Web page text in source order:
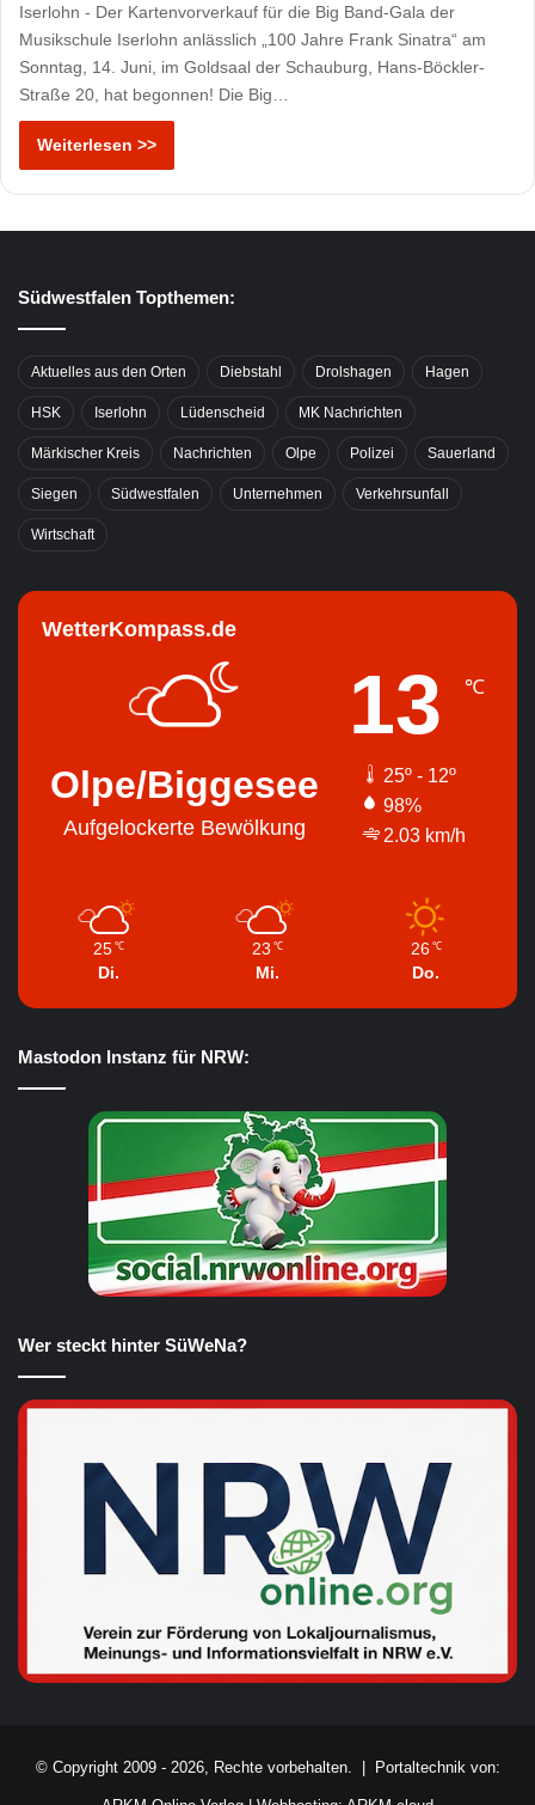
Iserlohn - Der Kartenvorverkauf für die Big Band-Gala der
Musikschule Iserlohn anlässlich „100 Jahre Frank Sinatra“ am
Sonntag, 14. Juni, im Goldsaal der Schauburg, Hans-Böckler-
Straße 20, hat begonnen! Die Big…
Weiterlesen >>
Südwestfalen Topthemen:
Aktuelles aus den Orten Diebstahl Drolshagen Hagen
HSK Iserlohn Lüdenscheid MK Nachrichten
Märkischer Kreis Nachrichten Olpe Polizei Sauerland
Siegen Südwestfalen Unternehmen Verkehrsunfall
Wirtschaft
WetterKompass.de
Olpe/Biggesee
Aufgelockerte Bewölkung
13 ℃
25º - 12º
98%
2.03 km/h
25 ℃
Di.
23 ℃
Mi.
26 ℃
Do.
Mastodon Instanz für NRW:
Wer steckt hinter SüWeNa?
© Copyright 2009 - 2026, Rechte vorbehalten. | Portaltechnik von: